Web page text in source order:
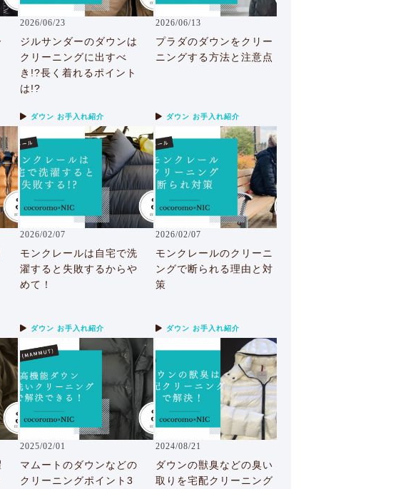
2026/06/23
ジルサンダーのダウンは
クリーニングに出すべ
き!?長く着れるポイント
は!?
2026/06/13
プラダのダウンをクリー
ニングする方法と注意点
ダウン お手入れ紹介
2026/02/07
モンクレールは自宅で洗
濯すると失敗するからや
めて！
ダウン お手入れ紹介
2026/02/07
モンクレールのクリーニ
ングで断られる理由と対
策
ダウン お手入れ紹介
2025/02/01
マムートのダウンなどの
クリーニングポイント3
ダウン お手入れ紹介
2024/08/21
ダウンの獣臭などの臭い
取りを宅配クリーニング